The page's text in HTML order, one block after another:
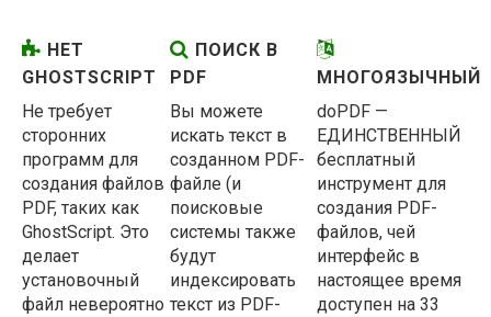
НЕТ
GHOSTSCRIPT
Не требует
сторонних
программ для
создания файлов
PDF, таких как
GhostScript. Это
делает
установочный
файл невероятно
ПОИСК В
PDF
Вы можете
искать текст в
созданном PDF-
файле (и
поисковые
системы также
будут
индексировать
текст из PDF-
МНОГОЯЗЫЧНЫЙ
doPDF —
ЕДИНСТВЕННЫЙ
бесплатный
инструмент для
создания PDF-
файлов, чей
интерфейс в
настоящее время
доступен на 33